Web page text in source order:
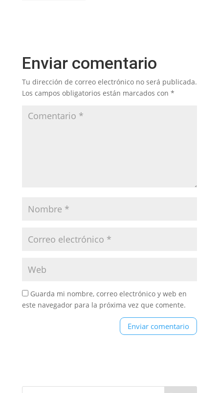
Enviar comentario
Tu dirección de correo electrónico no será publicada.
Los campos obligatorios están marcados con *
Guarda mi nombre, correo electrónico y web en
este navegador para la próxima vez que comente.